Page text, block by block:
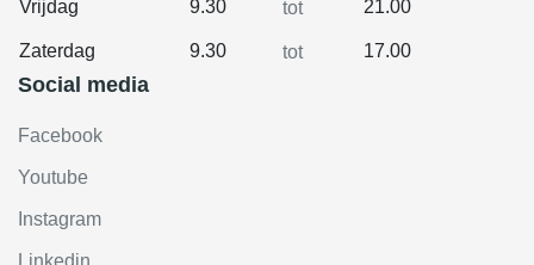
Vrijdag 9.30 tot 21.00
Zaterdag 9.30 tot 17.00
Social media
Facebook
Youtube
Instagram